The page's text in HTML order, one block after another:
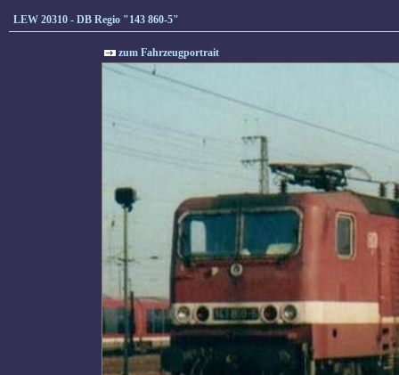
LEW 20310 - DB Regio "143 860-5"
zum Fahrzeugportrait